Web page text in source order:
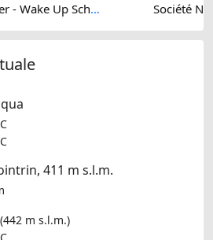
North: Tropical Corner - Wake Up School Of Wakeboard - Foil - Surf Société
411 m s.l.m.
m s.l.m.)